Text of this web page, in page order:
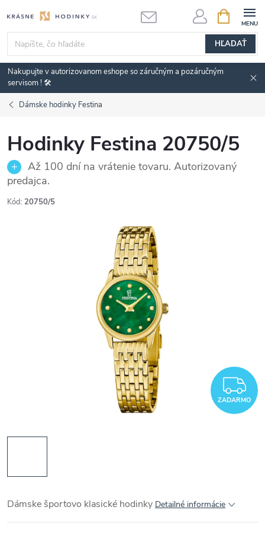
na
obsah
HĽADAŤ
KOŠÍK
Nakupujte v autorizovanom eshope so záručným a pozáručným
servisom ! 🛠️
Dámske hodinky Festina
Hodinky Festina 20750/5
Až 100 dní na vrátenie tovaru. Autorizovaný
predajca.
Kód: 20750/5
ZADARMO
Dámske športovo klasické hodinky Detailné informácie